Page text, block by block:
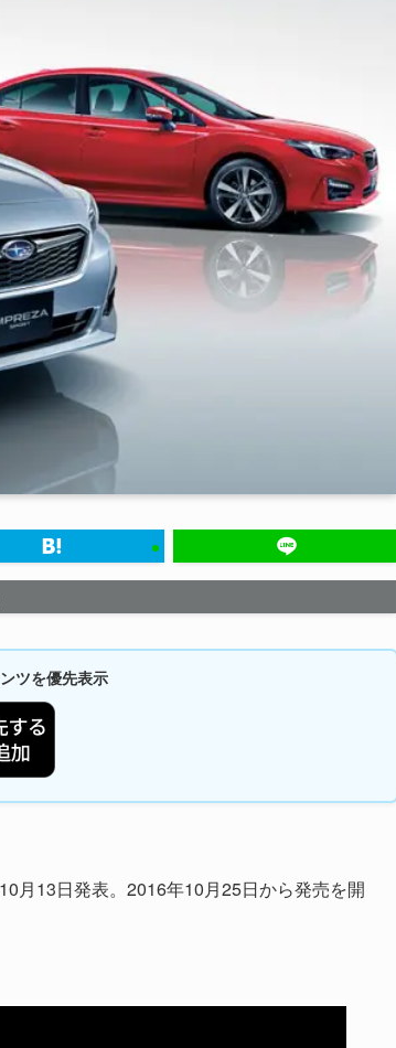
ツを優先表示
月13日発表。2016年10月25日から発売を開